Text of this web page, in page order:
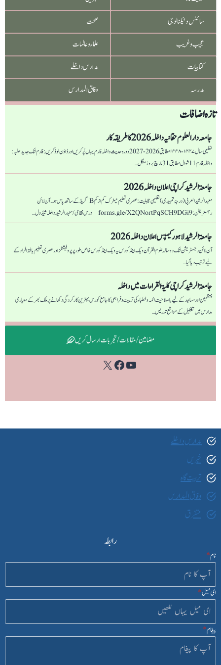
تاؤلی
صاحب
سائنس و ٹیکنالوجی
صحت
عجیب و غریب
علماء و عالمات
کتابیات
مدارس داخلے
مدرسہ
وفاق المدارس
تازہ اضافات
جامعہ دار العلوم حقانیہ داخلہ 2026 کا طریقہ کار
تعلیمی سال ۱۴۴۷-۱۴۴۸ مطابق 2026-2027 دورہ حدیث داخلہ فارم یہاں پُر کریں اور ڈاؤن لوڈ کریں: فارم لنک جدید طلبہ :
داخلہ فارم 11 شوال مطابق 31 مارچ بروز منگل…
جامعۃ الرشید کراچی اعلان داخلہ 2026
معہد الرشید العربی (درجۂ تمہیدی) تعلیمی قابلیت: عصری تعلیم میٹرک کم از کم B گریڈ کے ساتھ پاس ہو۔ آن لائن
رجسٹریشن: forms.gle/X2QNortPqSCH9DGi9 درس نظامی/ معہد الرشید داخلہ شیڈول…
جامعۃ الرشید لاہور کیمپس اعلان داخلہ 2026
آن لائن رجسٹریشن لنک دو سالہ علوم القرآن ویک اینڈ کورس یہ ویک اینڈ کورس خاص طور پر پروفیشنلز اور عصری تعلیم یافتہ افراد کے
لیے ترتیب دیا گیا…
جامعۃ الرشید کراچی كليۃ القراءات میں داخلہ
منتظمین اور مساجد کے لیے باصلاحیت ائمہ و خطباء کی تربیت و فراہمی کا جامع کورس بہترین کارکردگی دکھانے پر ملک بھر کے معیاری
مدارس میں تشکیل کے مواقع تدریس…
مضامین / مقالات / تجربات ارسال کریں
YouTube
Facebook
X
مدارس داخلے
خبریں
تربیت گاہ
وفاق المدارس
متفرق
رابطہ
نام*
ای میل*
پیغام*